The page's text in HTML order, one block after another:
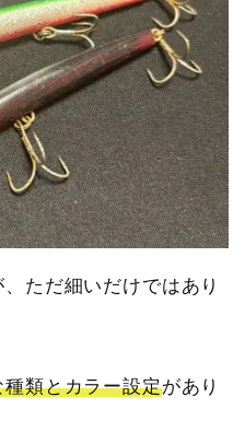
ただ細いだけではあり
類とカラー設定があり